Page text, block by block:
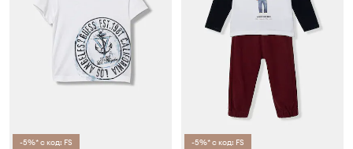
-5%* с код: FS -5%* с код: FS